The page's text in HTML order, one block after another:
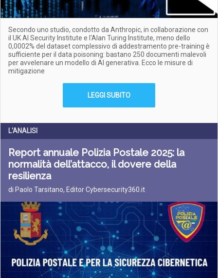
Secondo uno studio, condotto da Anthropic, in collaborazione con
il UK AI Security Institute e l'Alan Turing Institute, meno dello
0,0002% del dataset complessivo di addestramento pre-training è
sufficiente per il data poisoning: bastano 250 documenti malevoli
per avvelenare un modello di AI generativa. Ecco le misure di
mitigazione
LEGGI SUBITO
L'ANALISI
Report annuale Polizia Postale 2025: la
normalità dell’attacco, il dovere della
resilienza
di Paolo Tarsitano, Editor Cybersecurity360.it